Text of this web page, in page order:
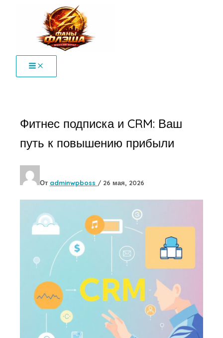
содержимому
Фитнес подписка и CRM: Ваш
путь к повышению прибыли
От adminwpboss / 26 мая, 2026